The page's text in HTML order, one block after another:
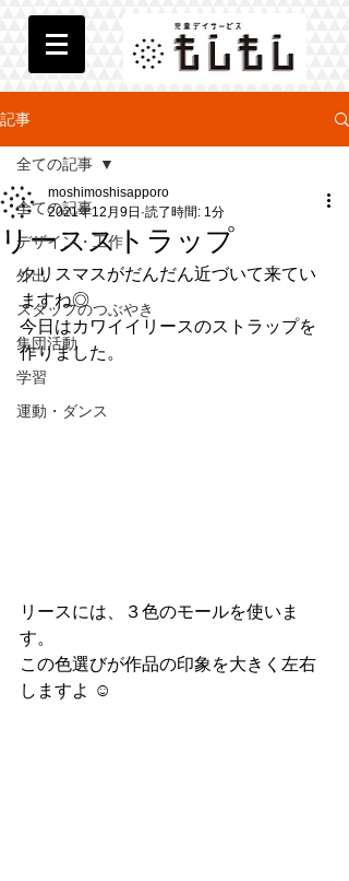
記事
全ての記事
デザイン・工作
外出
スタッフのつぶやき
集団活動
学習
運動・ダンス
全ての記事
リースストラップ
moshimoshisapporo
2021年12月9日 読了時間: 1分
クリスマスがだんだん近づいて来てい
ますね◎
今日はカワイイリースのストラップを
作りました。
リースには、３色のモールを使いま
す。
この色選びが作品の印象を大きく左右
しますよ ☺︎